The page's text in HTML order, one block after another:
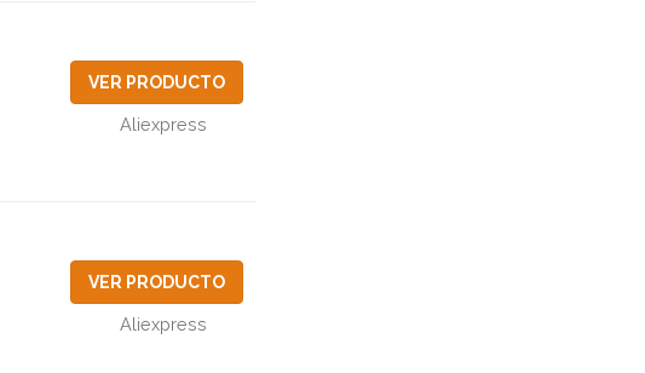
VER PRODUCTO
Aliexpress
VER PRODUCTO
Aliexpress